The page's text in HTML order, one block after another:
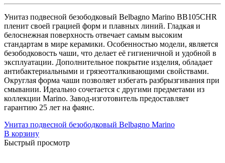
Унитаз подвесной безободковый Belbagno Marino BB105CHR
пленит своей грацией форм и плавных линий. Гладкая и
белоснежная поверхность отвечает самым высоким
стандартам в мире керамики. Особенностью модели, является
безободковость чаши, что делает её гигиеничной и удобной в
эксплуатации. Дополнительное покрытие изделия, обладает
антибактериальными и грязеотталкивающими свойствами.
Округлая форма чаши позволяет избегать разбрызгивания при
смывании. Идеально сочетается с другими предметами из
коллекции Marino. Завод-изготовитель предоставляет
гарантию 25 лет на фаянс.
Унитаз подвесной безободковый Belbagno Marino
В корзину
Быстрый просмотр